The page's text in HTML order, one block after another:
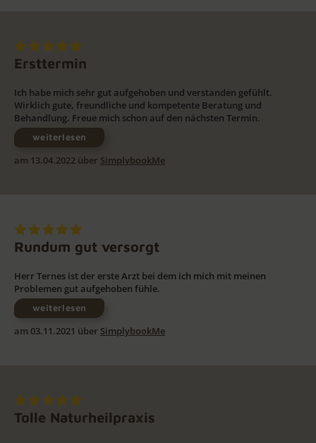
Ersttermin
Ich habe mich sehr gut aufgehoben und verstanden gefühlt.
Wirklich gute, freundliche und kompetente Beratung und
Behandlung. Freue mich schon auf den nächsten Termin.
weiterlesen
am 13.04.2022 über SimplybookMe
Rundum gut versorgt
Herr Ternes ist der erste Arzt bei dem ich mich mit meinen
Problemen gut aufgehoben fühle.
weiterlesen
am 03.11.2021 über SimplybookMe
Tolle Naturheilpraxis